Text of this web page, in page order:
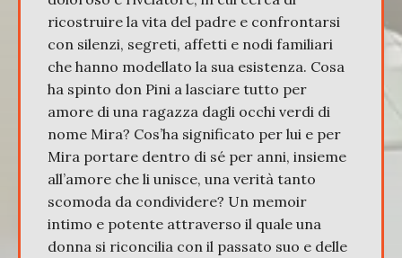
ricostruire la vita del padre e confrontarsi
con silenzi, segreti, affetti e nodi familiari
che hanno modellato la sua esistenza. Cosa
ha spinto don Pini a lasciare tutto per
amore di una ragazza dagli occhi verdi di
nome Mira? Cos’ha significato per lui e per
Mira portare dentro di sé per anni, insieme
all’amore che li unisce, una verità tanto
scomoda da condividere? Un memoir
intimo e potente attraverso il quale una
donna si riconcilia con il passato suo e delle